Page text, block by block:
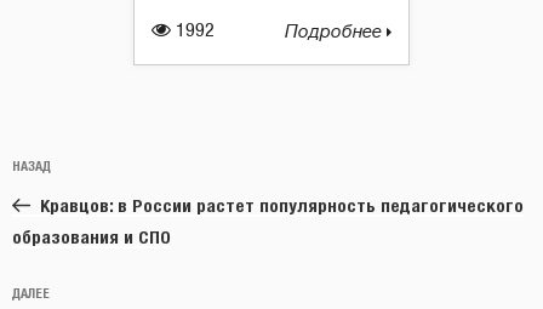
1992 Подробнее
по
записям
Предыдущая
запись:
НАЗАД
Кравцов: в России растет популярность педагогического
образования и СПО
Следующая
ДАЛЕЕ